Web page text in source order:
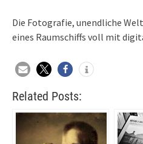
Die Fotografie, unendliche
eines Raumschiffs voll mit
Related Posts: